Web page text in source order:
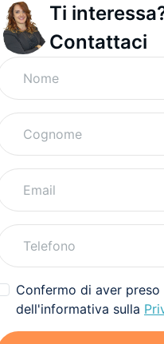
Ti
Contattaci
Confermo di aver preso
dell'informativa sulla